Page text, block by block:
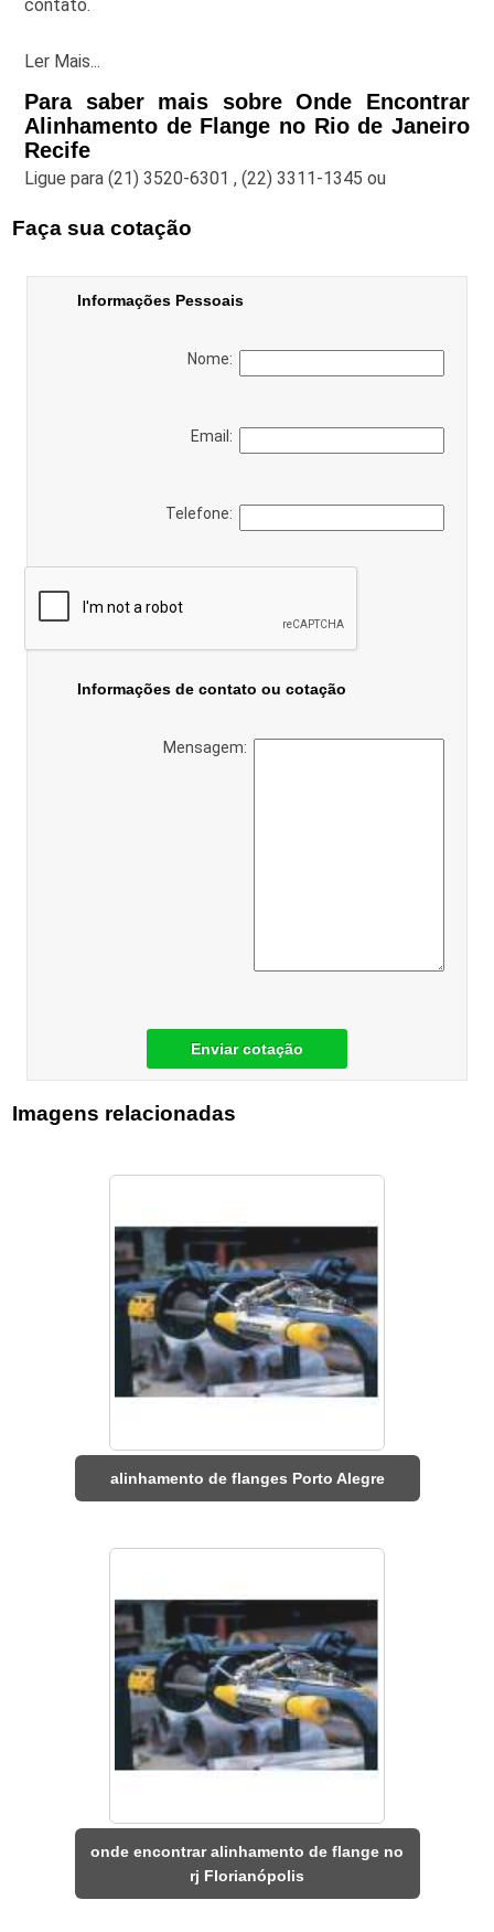
contato.
Ler Mais...
Para saber mais sobre Onde Encontrar
Alinhamento de Flange no Rio de Janeiro
Recife
Ligue para(21) 3520-6301 ,(22) 3311-1345 ou
Faça sua cotação
Informações Pessoais
Nome:
Email:
Telefone:
Informações de contato ou cotação
Mensagem:
Enviar cotação
Imagens relacionadas
alinhamento de flanges Porto Alegre
onde encontrar alinhamento de flange no
rj Florianópolis